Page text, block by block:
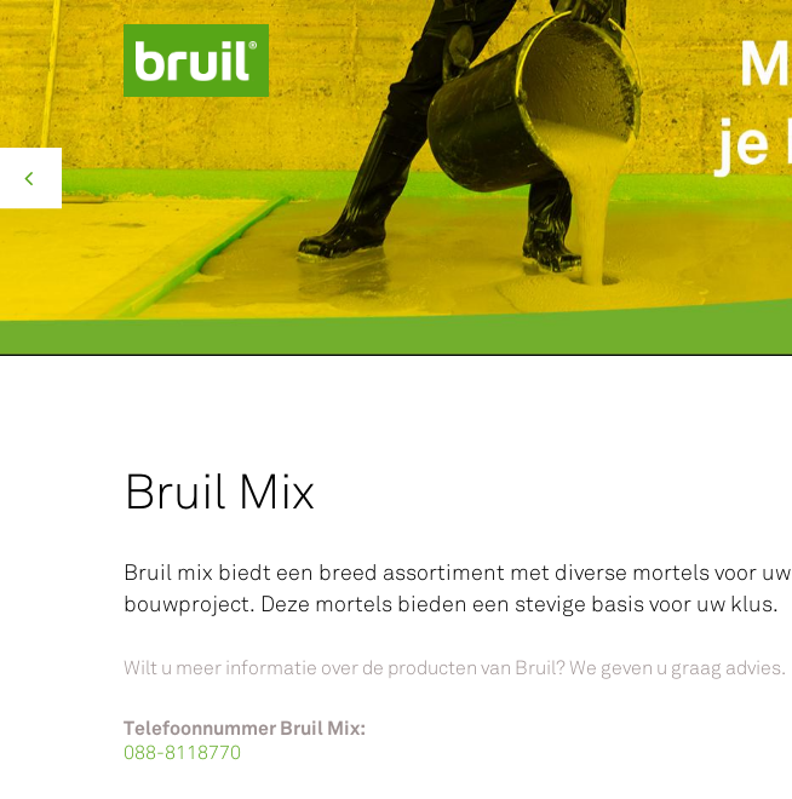
Productgroepen
Contact
Over ons
Missie Groen
Bruil Mix
Bruil mix biedt een breed assortiment met diverse mortels voor uw
bouwproject. Deze mortels bieden een stevige basis voor uw klus.
Wilt u meer informatie over de producten van Bruil? We geven u graag advies.
Telefoonnummer Bruil Mix:
088-8118770